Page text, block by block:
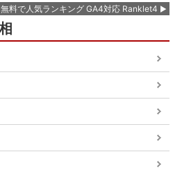
無料で人気ランキング GA4対応 Ranklet4